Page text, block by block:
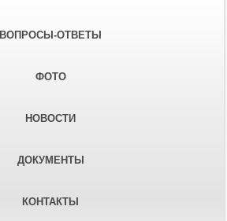
ВОПРОСЫ-ОТВЕТЫ
ФОТО
НОВОСТИ
ДОКУМЕНТЫ
КОНТАКТЫ